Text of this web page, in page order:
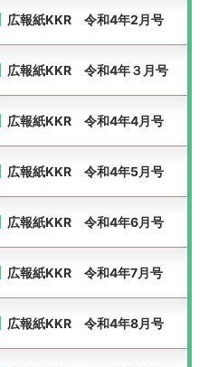
広報紙KKR 令和4年2月号
広報紙KKR 令和4年３月号
広報紙KKR 令和4年4月号
広報紙KKR 令和4年5月号
広報紙KKR 令和4年6月号
広報紙KKR 令和4年7月号
広報紙KKR 令和4年8月号